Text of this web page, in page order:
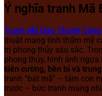
Ý nghĩa tranh Mã
Tranh Mã Đáo Thành Công
thuật mang tính thẩm mỹ
trị phong thủy sâu sắc.
phong thủy, hình ảnh
kiên cường, bền bỉ và
tranh “bát mã” – tám con
trước – bức tranh mang